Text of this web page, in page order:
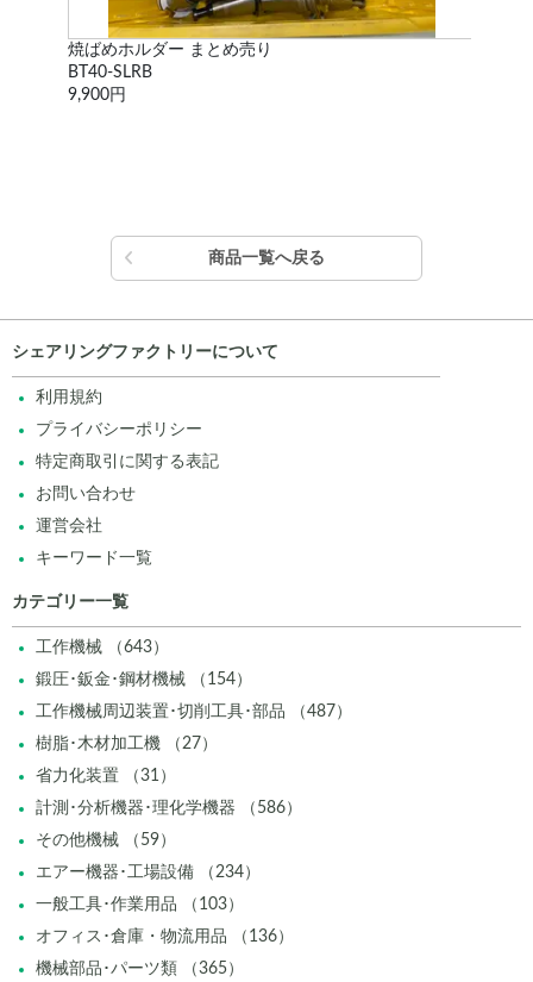
焼ばめホルダー まとめ売り
BT40-SLRB
9,900円
商品一覧へ戻る
シェアリングファクトリーについて
利用規約
プライバシーポリシー
特定商取引に関する表記
お問い合わせ
運営会社
キーワード一覧
カテゴリー一覧
工作機械 （643）
鍛圧･鈑金･鋼材機械 （154）
工作機械周辺装置･切削工具･部品 （487）
樹脂･木材加工機 （27）
省力化装置 （31）
計測･分析機器･理化学機器 （586）
その他機械 （59）
エアー機器･工場設備 （234）
一般工具･作業用品 （103）
オフィス･倉庫・物流用品 （136）
機械部品･パーツ類 （365）